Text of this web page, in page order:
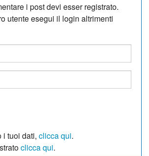
i post devi esser registrato.
utente esegui il login altrimenti
i tuoi dati, clicca qui.
clicca qui.